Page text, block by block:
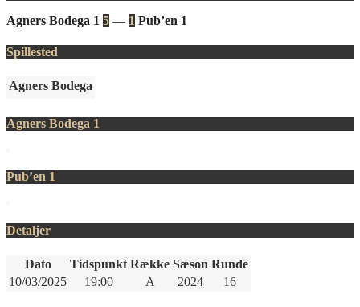
Agners Bodega 1 5 — 1 Pub’en 1
Spillested
Agners Bodega
Agners Bodega 1
Pub’en 1
Detaljer
Dato Tidspunkt Række Sæson Runde
10/03/2025
19:00 A 2024 16